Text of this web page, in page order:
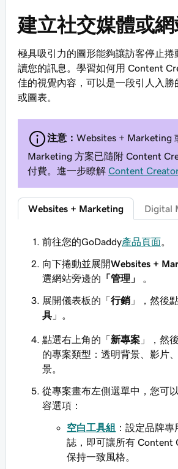
建立社交媒體或
極具吸引力的圖形能夠讓訪客停止捲
讀您的訊息。學習如何用 Content
佳的視覺內容，可以是一段引人入勝
或圖表。
注意： Websites + Marketing
Marketing 方案已隨附 Content
付費。進一步瞭解 Content
Websites + Marketing Digital
前往您的GoDaddy產品頁面
向下捲動並展開Websites +
選網站旁邊的 「管理」
展開儀表板的「 行銷 」，然後
具 」。
點選右上角的「 新專案 」，然
的專案類型：透明背景、影片
景。
從專案畫布左側選單中，您可
容選項：
空白工具組
：設定品牌
誌，即可讓所有 Content
保持一致風格。